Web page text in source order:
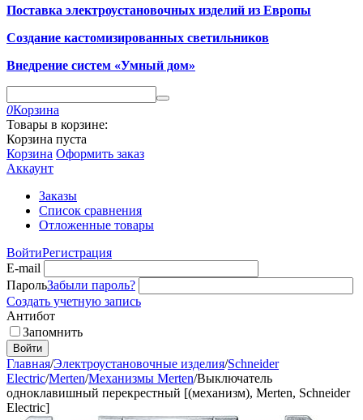
Поставка электроустановочных изделий из Европы
Создание кастомизированных светильников
Внедрение систем «Умный дом»
0Корзина
Товары в корзине:
Корзина пуста
Корзина Оформить заказ
Аккаунт
Заказы
Список сравнения
Отложенные товары
ВойтиРегистрация
E-mail
ПарольЗабыли пароль?
Создать учетную запись
Антибот
Запомнить
Войти
Главная/Электроустановочные изделия/Schneider
Electric/Merten/Механизмы Merten/Выключатель
одноклавишный перекрестный [(механизм), Merten, Schneider
Electric]